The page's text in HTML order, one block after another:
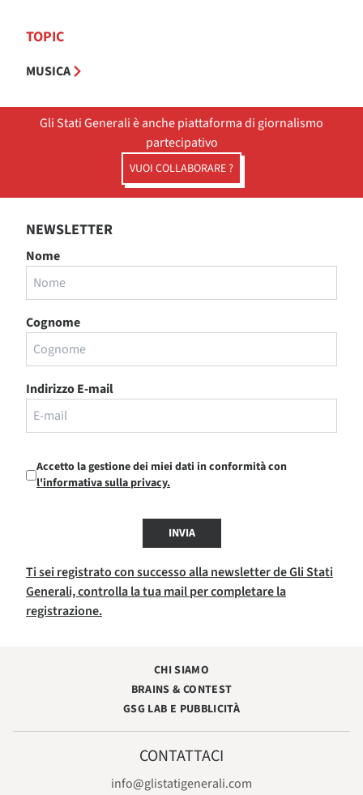
TOPIC
MUSICA
Gli Stati Generali è anche piattaforma di giornalismo
partecipativo
VUOI COLLABORARE ?
NEWSLETTER
Nome
Cognome
Indirizzo E-mail
Accetto la gestione dei miei dati in conformità con
l'informativa sulla privacy.
INVIA
Ti sei registrato con successo alla newsletter de Gli Stati
Generali, controlla la tua mail per completare la
registrazione.
CHI SIAMO
BRAINS & CONTEST
GSG LAB E PUBBLICITÀ
CONTATTACI
info@glistatigenerali.com